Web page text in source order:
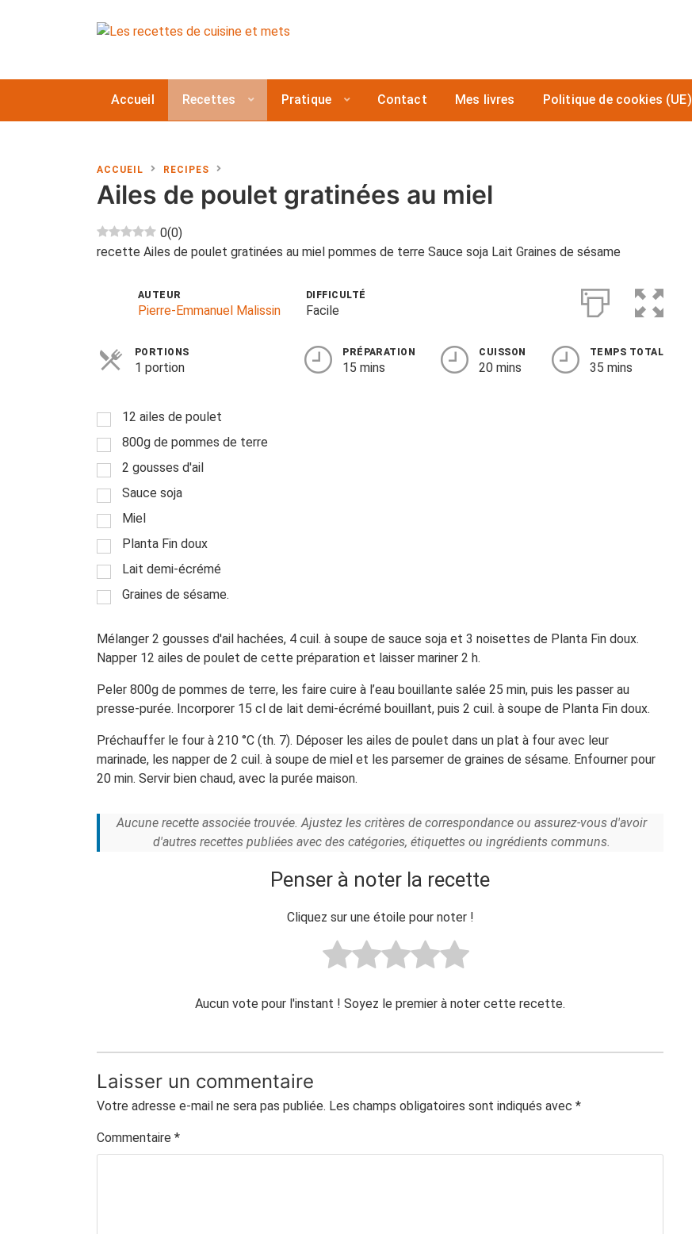
Accueil Recettes Pratique Contact Mes livres Politique de cookies (UE)
ACCUEIL RECIPES
Ailes de poulet gratinées au miel
0(0)
recette Ailes de poulet gratinées au miel pommes de terre Sauce soja Lait Graines de sésame
AUTEUR
Pierre-Emmanuel Malissin
DIFFICULTÉ
Facile
PORTIONS
1 portion
PRÉPARATION
15 mins
CUISSON
20 mins
TEMPS TOTAL
35 mins
12 ailes de poulet
800g de pommes de terre
2 gousses d'ail
Sauce soja
Miel
Planta Fin doux
Lait demi-écrémé
Graines de sésame.
Mélanger 2 gousses d'ail hachées, 4 cuil. à soupe de sauce soja et 3 noisettes de Planta Fin doux.
Napper 12 ailes de poulet de cette préparation et laisser mariner 2 h.
Peler 800g de pommes de terre, les faire cuire à l’eau bouillante salée 25 min, puis les passer au
presse-purée. Incorporer 15 cl de lait demi-écrémé bouillant, puis 2 cuil. à soupe de Planta Fin doux.
Préchauffer le four à 210 °C (th. 7). Déposer les ailes de poulet dans un plat à four avec leur
marinade, les napper de 2 cuil. à soupe de miel et les parsemer de graines de sésame. Enfourner pour
20 min. Servir bien chaud, avec la purée maison.
Aucune recette associée trouvée. Ajustez les critères de correspondance ou assurez-vous d'avoir
d'autres recettes publiées avec des catégories, étiquettes ou ingrédients communs.
Penser à noter la recette
Cliquez sur une étoile pour noter !
Aucun vote pour l'instant ! Soyez le premier à noter cette recette.
Laisser un commentaire
Votre adresse e-mail ne sera pas publiée. Les champs obligatoires sont indiqués avec *
Commentaire *